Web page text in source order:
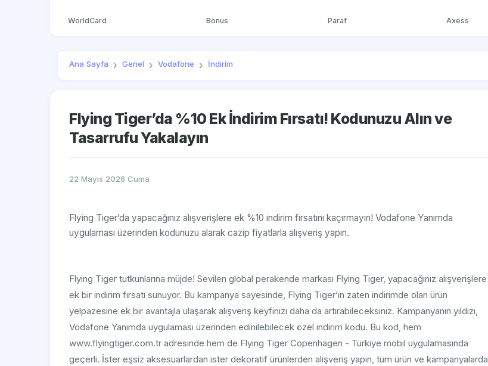
WorldCard Bonus Paraf Axess
Ana Sayfa Genel Vodafone İndirim
Flying Tiger’da %10 Ek İndirim Fırsatı! Kodunuzu Alın ve
Tasarrufu Yakalayın
22 Mayıs 2026 Cuma
Flying Tiger’da yapacağınız alışverişlere ek %10 indirim fırsatını kaçırmayın! Vodafone Yanımda
uygulaması üzerinden kodunuzu alarak cazip fiyatlarla alışveriş yapın.
Flying Tiger tutkunlarına müjde! Sevilen global perakende markası Flying Tiger, yapacağınız alışverişlere
ek bir indirim fırsatı sunuyor. Bu kampanya sayesinde, Flying Tiger’ın zaten indirimde olan ürün
yelpazesine ek bir avantajla ulaşarak alışveriş keyfinizi daha da artırabileceksiniz. Kampanyanın yıldızı,
Vodafone Yanımda uygulaması üzerinden edinilebilecek özel indirim kodu. Bu kod, hem
www.flyingtiger.com.tr adresinde hem de Flying Tiger Copenhagen - Türkiye mobil uygulamasında
geçerli. İster eşsiz aksesuarlardan ister dekoratif ürünlerden alışveriş yapın, tüm ürün ve kampanyalarda